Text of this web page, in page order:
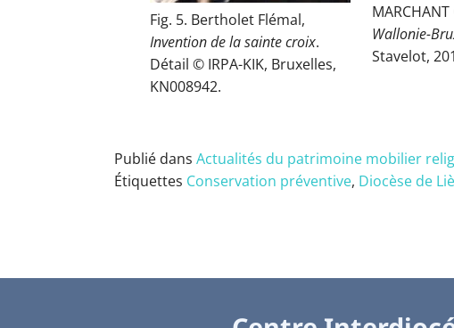
Fig. 5. Bertholet Flémal,
Invention de la sainte croix.
Détail © IRPA-KIK, Bruxelles,
KN008942.
Wallonie-
Stavelot,
Publié dans Actualités du patrimoine mobilier
Étiquettes Conservation préventive, Diocèse de